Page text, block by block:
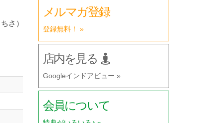
さ）
メルマガ登録
登録無料！ »
店内を見る
Googleインドアビュー »
会員について